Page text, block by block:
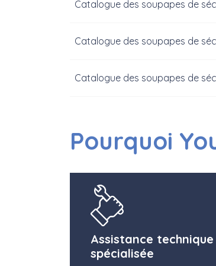
Catalogue des soupapes de
Catalogue des soupapes de
Catalogue des soupapes de
Pourquoi
Assistance technique
spécialisée